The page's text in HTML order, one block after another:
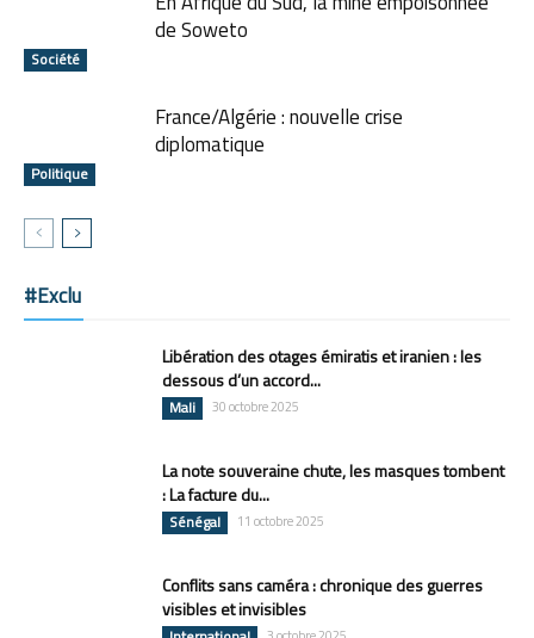
Société
de Soweto
Politique
France/Algérie : nouvelle crise
diplomatique
#Exclu
Libération des otages émiratis et iranien : les
dessous d’un accord...
Mali 30 octobre 2025
La note souveraine chute, les masques tombent
: La facture du...
Sénégal 11 octobre 2025
Conflits sans caméra : chronique des guerres
visibles et invisibles